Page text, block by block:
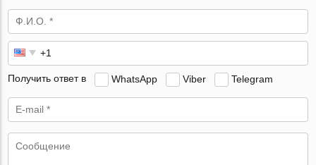
Получить ответ в WhatsApp Viber Telegram